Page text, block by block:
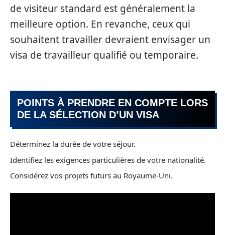
de visiteur standard est généralement la
meilleure option. En revanche, ceux qui
souhaitent travailler devraient envisager un
visa de travailleur qualifié ou temporaire.
POINTS À PRENDRE EN COMPTE LORS
DE LA SÉLECTION D’UN VISA
Déterminez la durée de votre séjour.
Identifiez les exigences particulières de votre nationalité.
Considérez vos projets futurs au Royaume-Uni.